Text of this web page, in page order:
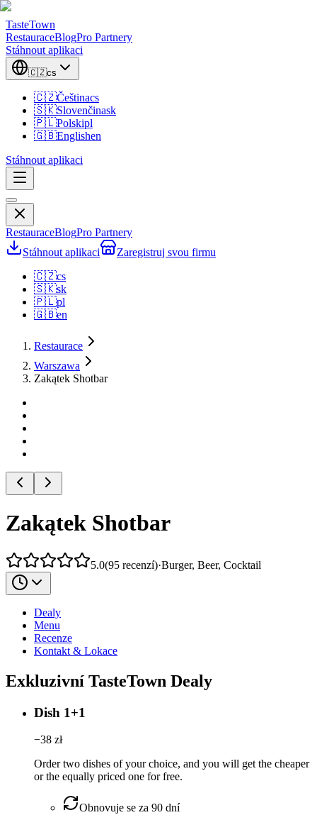
TasteTown
RestauraceBlogPro Partnery
Stáhnout aplikaci
🇨🇿cs
🇨🇿Češtinacs
🇸🇰Slovenčinask
🇵🇱Polskipl
🇬🇧Englishen
Stáhnout aplikaci
RestauraceBlogPro Partnery
Stáhnout aplikaci
Zaregistruj svou firmu
🇨🇿cs
🇸🇰sk
🇵🇱pl
🇬🇧en
Restaurace
Warszawa
Zakątek Shotbar
Zakątek Shotbar
5.0(95 recenzí)·Burger, Beer, Cocktail
Dealy
Menu
Recenze
Kontakt & Lokace
Exkluzivní TasteTown Dealy
Dish 1+1
−38 zł
Order two dishes of your choice, and you will get the cheaper
or the equally priced one for free.
Obnovuje se za 90 dní